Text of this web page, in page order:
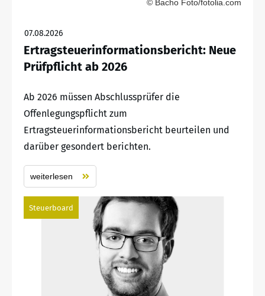
© Bacho Foto/fotolia.com
07.08.2026
Ertragsteuerinformationsbericht: Neue
Prüfpflicht ab 2026
Ab 2026 müssen Abschlussprüfer die
Offenlegungspflicht zum
Ertragsteuerinformationsbericht beurteilen und
darüber gesondert berichten.
weiterlesen
Steuerboard